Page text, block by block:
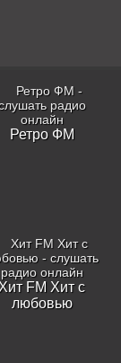
Ретро ФМ
Хит FM Хит с
любовью